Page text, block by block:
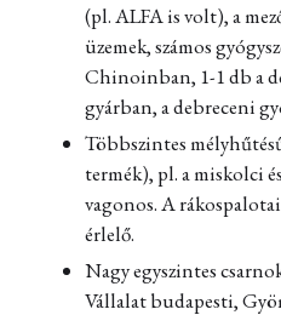
(pl. ALFA is volt), a
üzemek, számos
Chinoinban, 1-1 db a
gyárban, a debreceni
Többszintes
termék), pl. a miskolci
vagonos. A
érlelő.
Nagy egyszintes
Vállalat budapesti,